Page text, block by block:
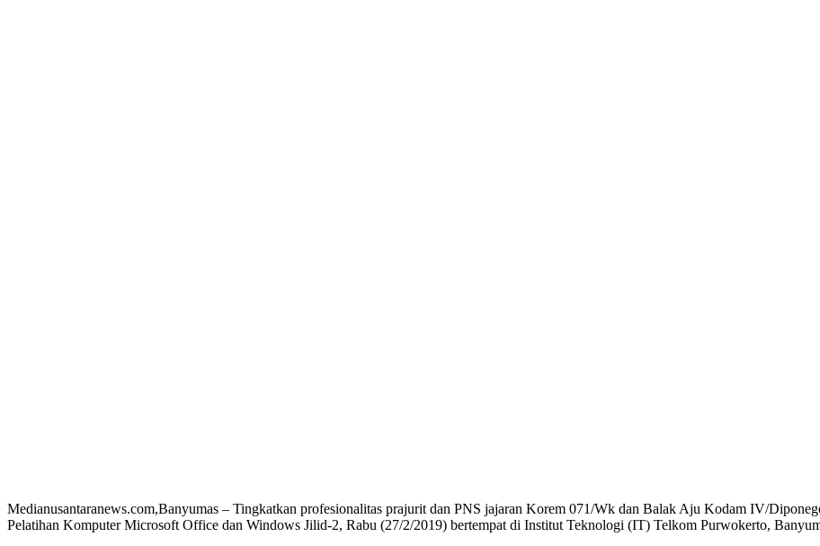
Medianusantaranews.com,Banyumas – Tingkatkan profesionalitas prajurit dan PNS jajaran Korem 071/Wk dan Balak Aju Kodam IV/
Pelatihan Komputer Microsoft Office dan Windows Jilid-2, Rabu (27/2/2019) bertempat di Institut Teknologi (IT) Telkom Purwokerto,